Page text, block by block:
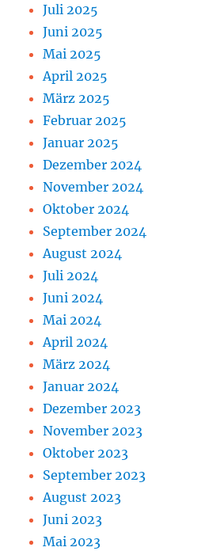
Juli 2025
Juni 2025
Mai 2025
April 2025
März 2025
Februar 2025
Januar 2025
Dezember 2024
November 2024
Oktober 2024
September 2024
August 2024
Juli 2024
Juni 2024
Mai 2024
April 2024
März 2024
Januar 2024
Dezember 2023
November 2023
Oktober 2023
September 2023
August 2023
Juni 2023
Mai 2023